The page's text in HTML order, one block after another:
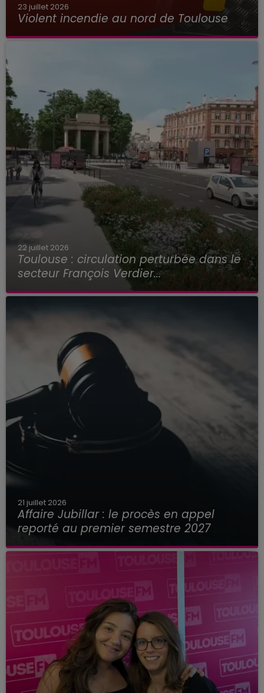
23 juillet 2026
Violent incendie au nord de Toulouse
22 juillet 2026
Toulouse : circulation perturbée dans le
secteur François Verdier...
21 juillet 2026
Affaire Jubillar : le procès en appel
reporté au premier semestre 2027